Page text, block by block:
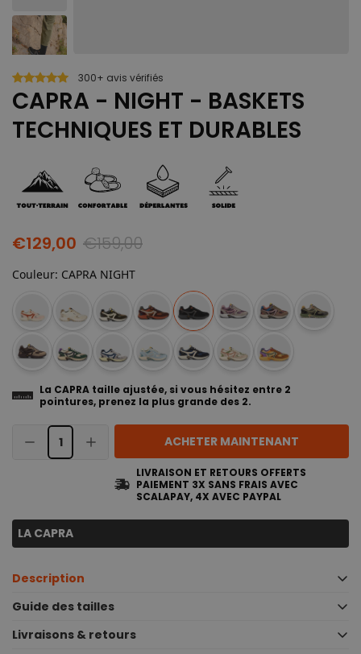
300+ avis vérifiés
CAPRA - NIGHT - BASKETS
TECHNIQUES ET DURABLES
€129,00 €159,00
Couleur: CAPRA NIGHT
La CAPRA taille ajustée, si vous hésitez entre 2
pointures, prenez la plus grande des 2.
ACHETER MAINTENANT
LIVRAISON ET RETOURS OFFERTS
PAIEMENT 3X SANS FRAIS AVEC
SCALAPAY, 4X AVEC PAYPAL
LA CAPRA
Description
Baskets techniques et durables - CAPRA
Inspiré par nos voyages, le modèle CAPRA est la basket all-
Guide des tailles
Livraisons & retours